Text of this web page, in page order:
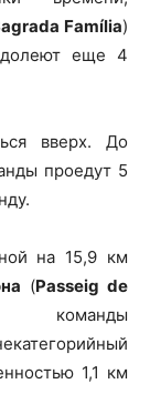
Família)
еще 4
вверх. До
проедут 5
на 15,9 км
(Passeig de
1,1 км